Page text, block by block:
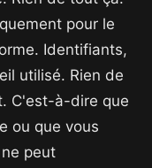
pour le
Identifiants,
utilisé. Rien de
C'est-à-dire que
ou que vous
peut